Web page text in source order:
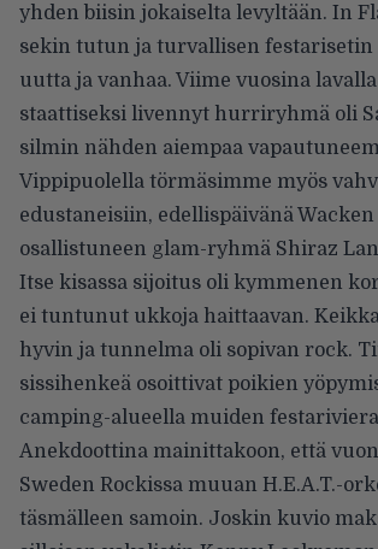
yhden biisin jokaiselta levyltään. In
sekin tutun ja turvallisen festarisetin
uutta ja vanhaa. Viime vuosina
staattiseksi livennyt hurriryhmä oli
silmin nähden aiempaa
Vippipuolella törmäsimme myös
edustaneisiin, edellispäivänä
osallistuneen glam-ryhmä Shiraz
Itse kisassa sijoitus oli kymmenen
ei tuntunut ukkoja haittaavan.
hyvin ja tunnelma oli sopivan rock.
sissihenkeä osoittivat poikien
camping-alueella muiden
Anekdoottina mainittakoon, että
Sweden Rockissa muuan H.E.A.T.-
täsmälleen samoin. Joskin kuvio